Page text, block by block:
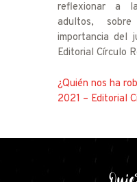
reflexionar a
adultos,
importancia del
Editorial Círculo
¿Quién nos ha
2021 – Editorial